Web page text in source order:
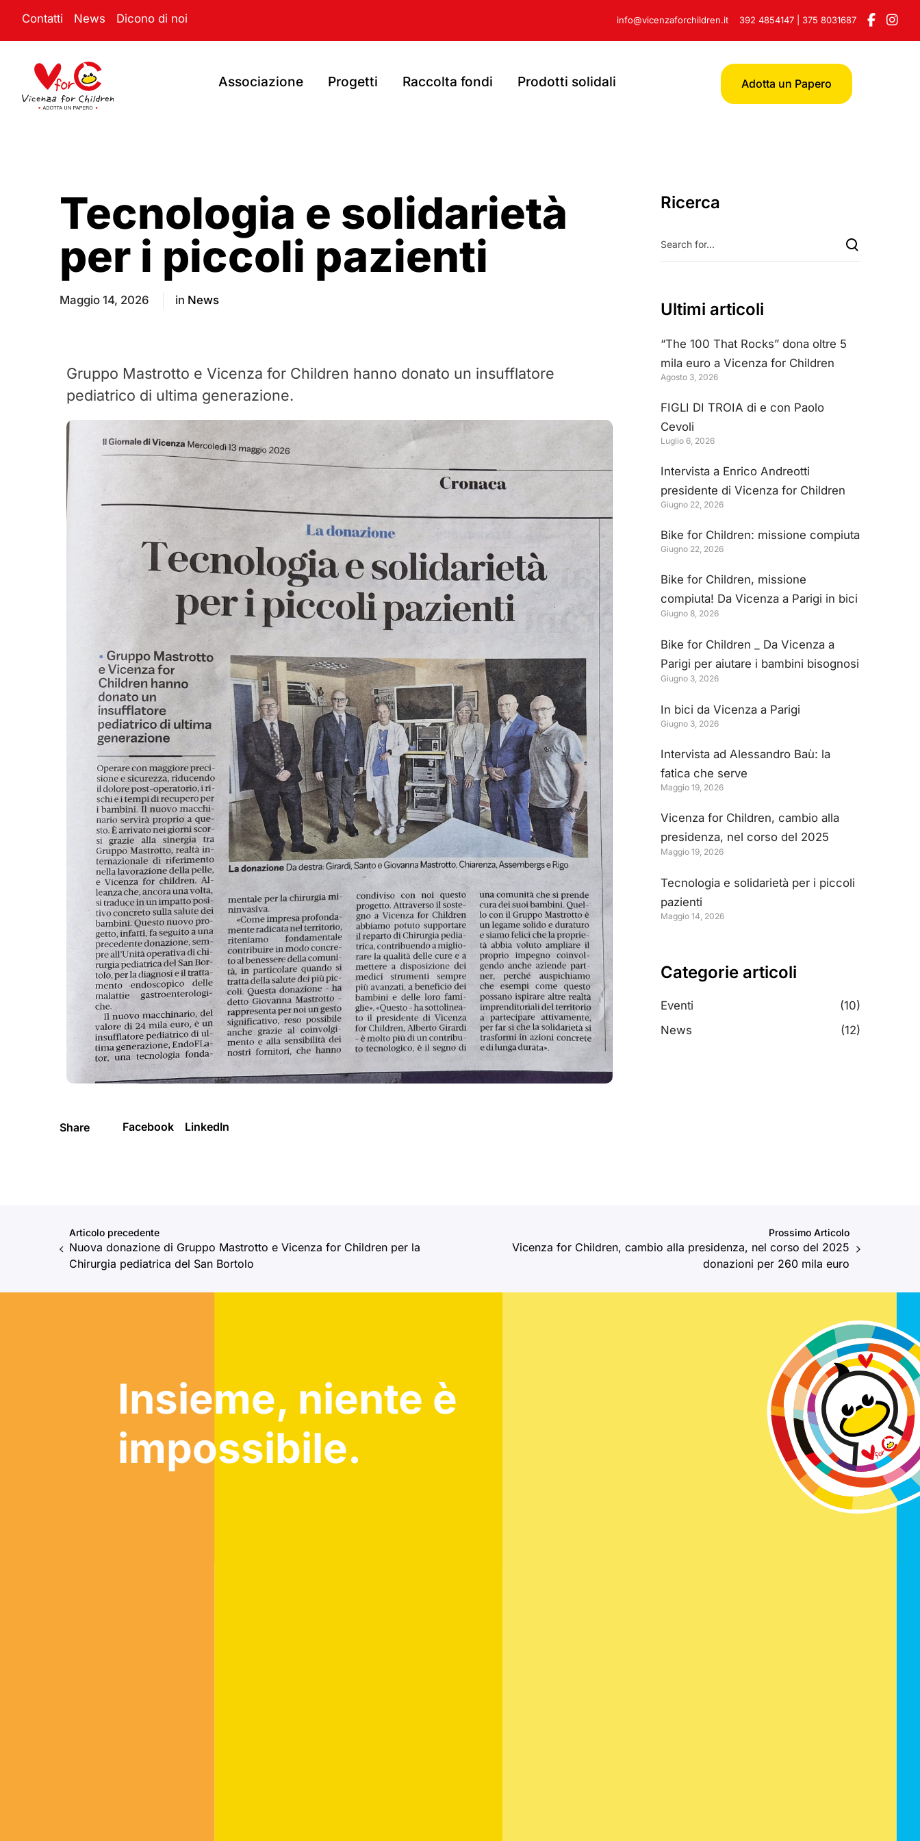
Contatti News Dicono di noi info@vicenzaforchildren.it 392 4854147 375 8031687
Associazione Progetti Raccolta fondi Prodotti solidali Adotta un Papero
Tecnologia e solidarietà
per i piccoli pazienti
Maggio 14, 2026 in News
Gruppo Mastrotto e Vicenza for Children hanno donato un insufflatore
pediatrico di ultima generazione.
Share Facebook LinkedIn
Ricerca
Ultimi articoli
“The 100 That Rocks” dona oltre 5
mila euro a Vicenza for Children
Agosto 3, 2026
FIGLI DI TROIA di e con Paolo
Cevoli
Luglio 6, 2026
Intervista a Enrico Andreotti
presidente di Vicenza for Children
Giugno 22, 2026
Bike for Children: missione compiuta
Giugno 22, 2026
Bike for Children, missione
compiuta! Da Vicenza a Parigi in bici
per donare un esoscopio
all’Ospedale San Bortolo
Giugno 8, 2026
Bike for Children _ Da Vicenza a
Parigi per aiutare i bambini bisognosi
di cure
Giugno 3, 2026
In bici da Vicenza a Parigi
Giugno 3, 2026
Intervista ad Alessandro Baù: la
fatica che serve
Maggio 19, 2026
Vicenza for Children, cambio alla
presidenza, nel corso del 2025
donazioni per 260 mila euro
Maggio 19, 2026
Tecnologia e solidarietà per i piccoli
pazienti
Maggio 14, 2026
Categorie articoli
Eventi
(10)
News
(12)
Articolo precedente
Nuova donazione di Gruppo Mastrotto e Vicenza for Children per la
Chirurgia pediatrica del San Bortolo
Prossimo Articolo
Vicenza for Children, cambio alla presidenza, nel corso del 2025
donazioni per 260 mila euro
Insieme, niente è
impossibile.